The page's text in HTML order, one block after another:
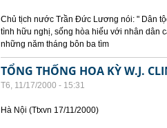
Chủ tịch nước Trần Đức Lương nói: " Dân
tình hữu nghị, sống hòa hiếu với nhân dân
những năm tháng bôn ba tìm
TỔNG THỐNG HOA KỲ W.J.
T6, 11/17/2000 - 15:31
Hà Nội (Ttxvn 17/11/2000)